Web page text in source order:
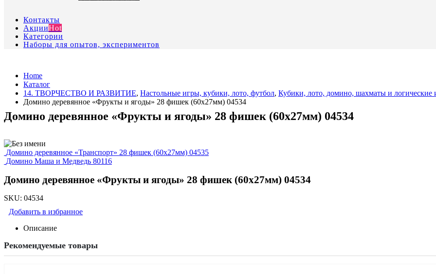
Контакты
АкцииHot
Категории
Наборы для опытов, экспериментов
Home
Каталог
14. ТВОРЧЕСТВО И РАЗВИТИЕ, Настольные игры, кубики, лото, футбол, Кубики, лото, домино, шахматы и логические
Домино деревянное «Фрукты и ягоды» 28 фишек (60х27мм) 04534
Домино деревянное «Фрукты и ягоды» 28 фишек (60х27мм) 04534
Домино деревянное «Транспорт» 28 фишек (60х27мм) 04535
Домино Маша и Медведь 80116
Домино деревянное «Фрукты и ягоды» 28 фишек (60х27мм) 04534
SKU: 04534
Добавить в избранное
Описание
Рекомендуемые товары